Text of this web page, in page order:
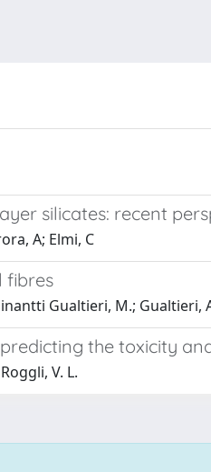
silicates: recent
A; Elmi, C
fibres
Gualtieri, M.; Gualtieri,
the toxicity
V. L.